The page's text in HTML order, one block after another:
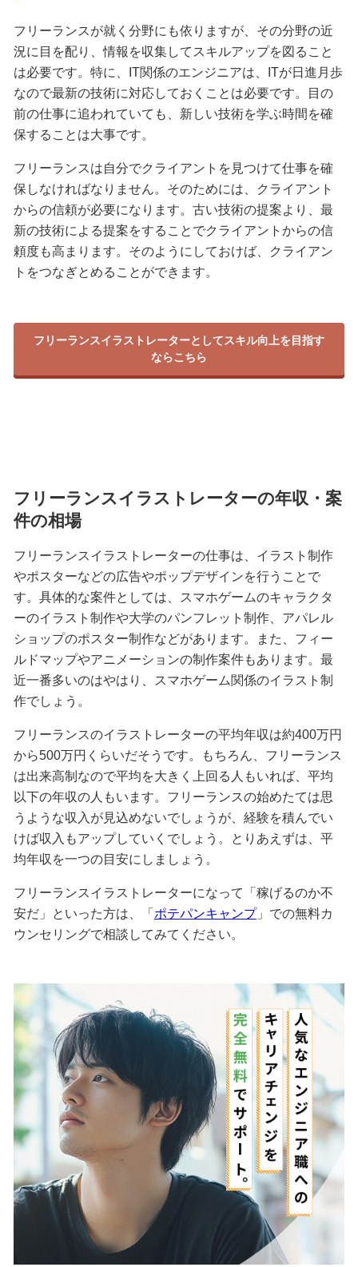
フリーランスが就く分野にも依りますが、その分野の近
況に目を配り、情報を収集してスキルアップを図ること
は必要です。特に、IT関係のエンジニアは、ITが日進月歩
なので最新の技術に対応しておくことは必要です。目の
前の仕事に追われていても、新しい技術を学ぶ時間を確
保することは大事です。
フリーランスは自分でクライアントを見つけて仕事を確
保しなければなりません。そのためには、クライアント
からの信頼が必要になります。古い技術の提案より、最
新の技術による提案をすることでクライアントからの信
頼度も高まります。そのようにしておけば、クライアン
トをつなぎとめることができます。
フリーランスイラストレーターとしてスキル向上を目指す
ならこちら
フリーランスイラストレーターの年収・案
件の相場
フリーランスイラストレーターの仕事は、イラスト制作
やポスターなどの広告やポップデザインを行うことで
す。具体的な案件としては、スマホゲームのキャラクタ
ーのイラスト制作や大学のパンフレット制作、アパレル
ショップのポスター制作などがあります。また、フィー
ルドマップやアニメーションの制作案件もあります。最
近一番多いのはやはり、スマホゲーム関係のイラスト制
作でしょう。
フリーランスのイラストレーターの平均年収は約400万円
から500万円くらいだそうです。もちろん、フリーランス
は出来高制なので平均を大きく上回る人もいれば、平均
以下の年収の人もいます。フリーランスの始めたては思
うような収入が見込めないでしょうが、経験を積んでい
けば収入もアップしていくでしょう。とりあえずは、平
均年収を一つの目安にしましょう。
フリーランスイラストレーターになって「稼げるのか不
安だ」といった方は、「 ポテパンキャンプ」での無料カ
ウンセリングで相談してみてください。